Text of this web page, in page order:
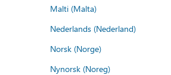
Malti (Malta)
Nederlands (Nederland)
Norsk (Norge)
Nynorsk (Noreg)